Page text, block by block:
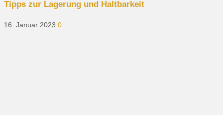
Tipps zur Lagerung und Haltbarkeit
16. Januar 2023 0